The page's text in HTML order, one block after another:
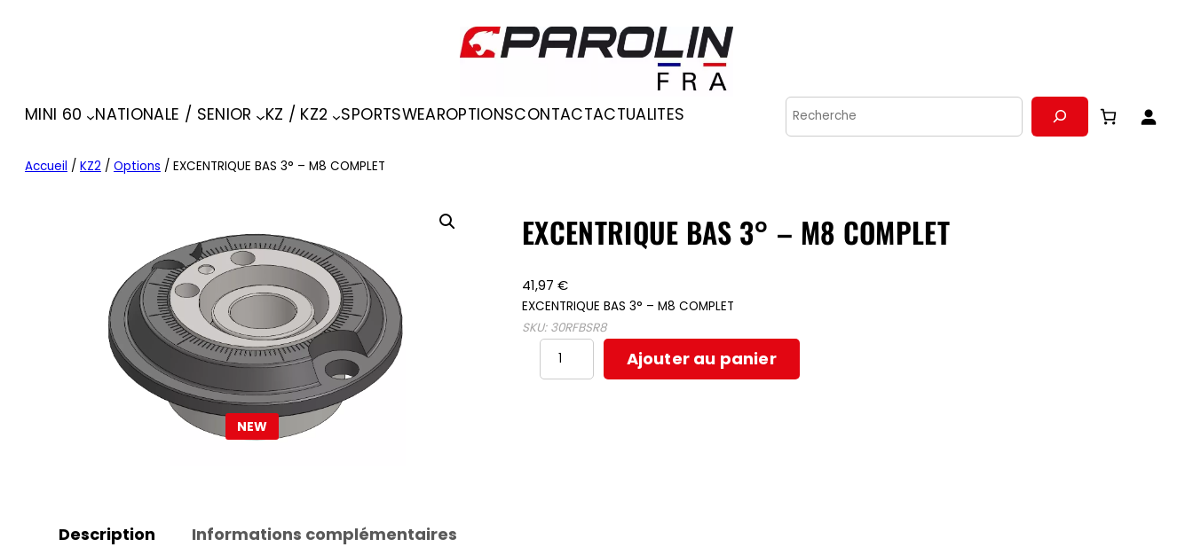
MINI 60 NATIONALE / SENIOR KZ / KZ2 SPORTSWEAROPTIONSCONTACTACTUALITES Recherche
Accueil / KZ2 / Options / EXCENTRIQUE BAS 3° – M8 COMPLET
NEW
EXCENTRIQUE BAS 3° – M8 COMPLET
41,97 €
EXCENTRIQUE BAS 3° – M8 COMPLET
SKU: 30RFBSR8
quantité
de
Ajouter au panier
Description Informations complémentaires